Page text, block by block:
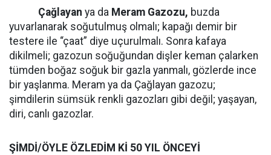
Çağlayan ya da Meram Gazozu, buzda
yuvarlanarak soğutulmuş olmalı; kapağı demir bir
testere ile “çaat” diye uçurulmalı. Sonra kafaya
dikilmeli; gazozun soğuğundan dişler keman çalarken
tümden boğaz soğuk bir gazla yanmalı, gözlerde ince
bir yaşlanma. Meram ya da Çağlayan gazozu;
şimdilerin sümsük renkli gazozları gibi değil; yaşayan,
diri, canlı gazozlar.
ŞİMDİ/ÖYLE ÖZLEDİM Kİ 50 YIL ÖNCEYİ